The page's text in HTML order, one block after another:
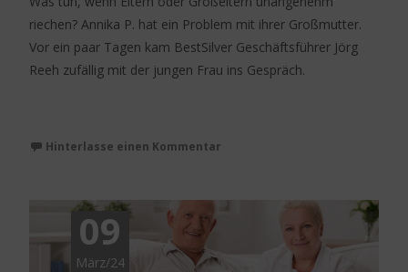
riechen? Annika P. hat ein Problem mit ihrer Großmutter.
Vor ein paar Tagen kam BestSilver Geschäftsführer Jörg
Reeh zufällig mit der jungen Frau ins Gespräch.
Hinterlasse einen Kommentar
09
März/24